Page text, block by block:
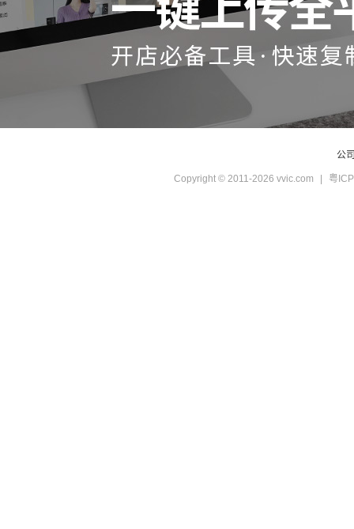
公
Copyright © 2011-2026 vvic.com 粤